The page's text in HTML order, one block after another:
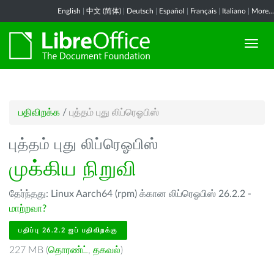
English 中文 (简体) Deutsch Español Français Italiano More...
பதிவிறக்க / புத்தம் புது லிப்ரெஓபிஸ்
புத்தம் புது லிப்ரெஓபிஸ்
முக்கிய நிறுவி
தேர்ந்தது: Linux Aarch64 (rpm) க்கான லிப்ரெஓபிஸ் 26.2.2 -
மாற்றவா?
பதிப்பு 26.2.2 ஐப் பதிவிறக்கு
227 MB (தொரண்ட் , தகவல்)